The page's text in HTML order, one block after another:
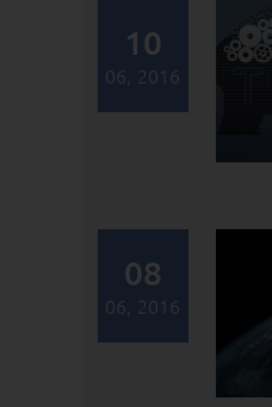
10
06, 2016
08
06, 2016